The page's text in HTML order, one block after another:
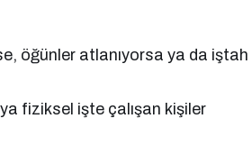
öğünler atlanıyorsa ya da iştah
fiziksel işte çalışan kişiler